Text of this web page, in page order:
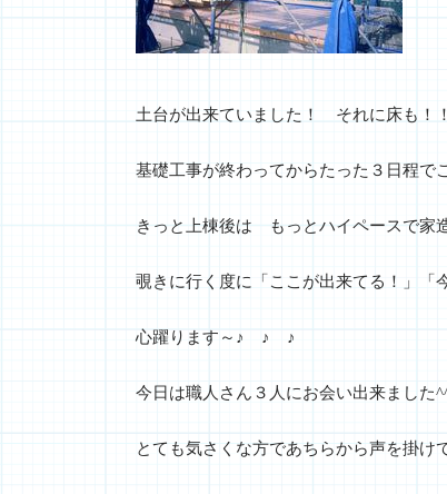
土台が出来ていました！ それに床も！
基礎工事が終わってからたった３日程で
きっと上棟後は もっとハイペースで家
覗きに行く度に「ここが出来てる！」「
心躍ります～♪ ♪ ♪
今日は職人さん３人にお会い出来ました
とても気さくな方であちらから声を掛け